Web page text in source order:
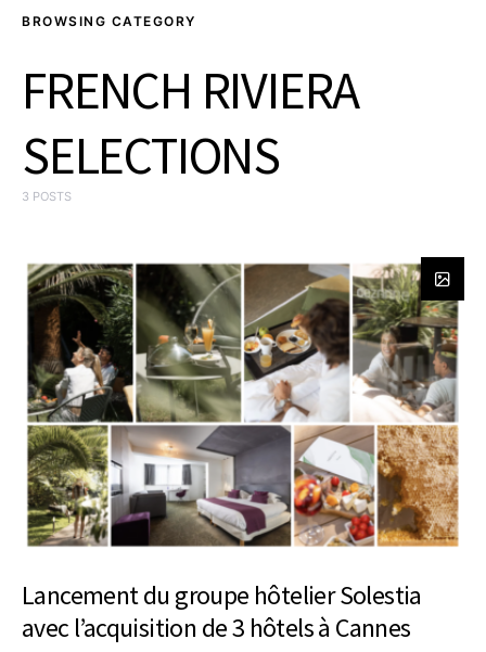
BROWSING CATEGORY
FRENCH RIVIERA
SELECTIONS
3 POSTS
Lancement du groupe hôtelier Solestia
avec l’acquisition de 3 hôtels à Cannes